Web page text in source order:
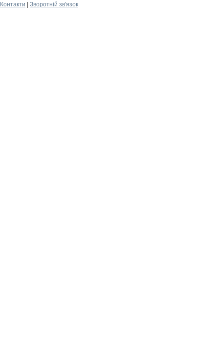
Контакти
Зворотній зв'язок